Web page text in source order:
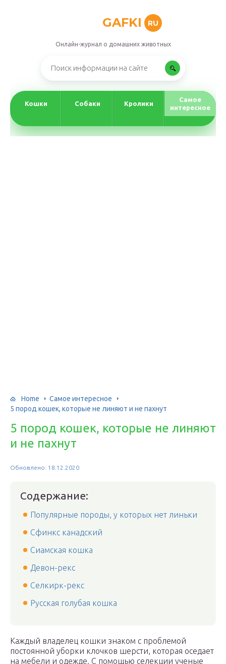
GAFKI RU
Онлайн-журнал о домашних животных
Кошки Собаки Кролики
Самое
интересное
Home
Самое интересное
5 пород кошек, которые не линяют и не пахнут
5 пород кошек, которые не линяют
и не пахнут
Обновлено: 18.12.2020
Содержание:
Популярные породы, у которых нет линьки
Сфинкс канадский
Сиамская кошка
Девон-рекс
Селкирк-рекс
Русская голубая кошка
Каждый владелец кошки знаком с проблемой
постоянной уборки клочков шерсти, которая оседает
на мебели и одежде. С помощью селекции ученые